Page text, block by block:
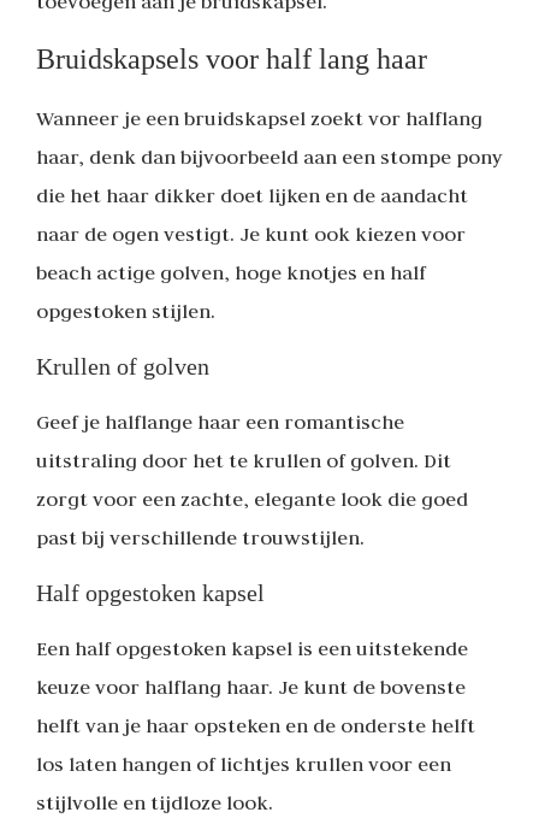
Bruidskapsels voor half lang haar
Wanneer je een bruidskapsel zoekt vor halflang
haar, denk dan bijvoorbeeld aan een stompe pony
die het haar dikker doet lijken en de aandacht
naar de ogen vestigt. Je kunt ook kiezen voor
beach actige golven, hoge knotjes en half
opgestoken stijlen.
Krullen of golven
Geef je halflange haar een romantische
uitstraling door het te krullen of golven. Dit
zorgt voor een zachte, elegante look die goed
past bij verschillende trouwstijlen.
Half opgestoken kapsel
Een half opgestoken kapsel is een uitstekende
keuze voor halflang haar. Je kunt de bovenste
helft van je haar opsteken en de onderste helft
los laten hangen of lichtjes krullen voor een
stijlvolle en tijdloze look.